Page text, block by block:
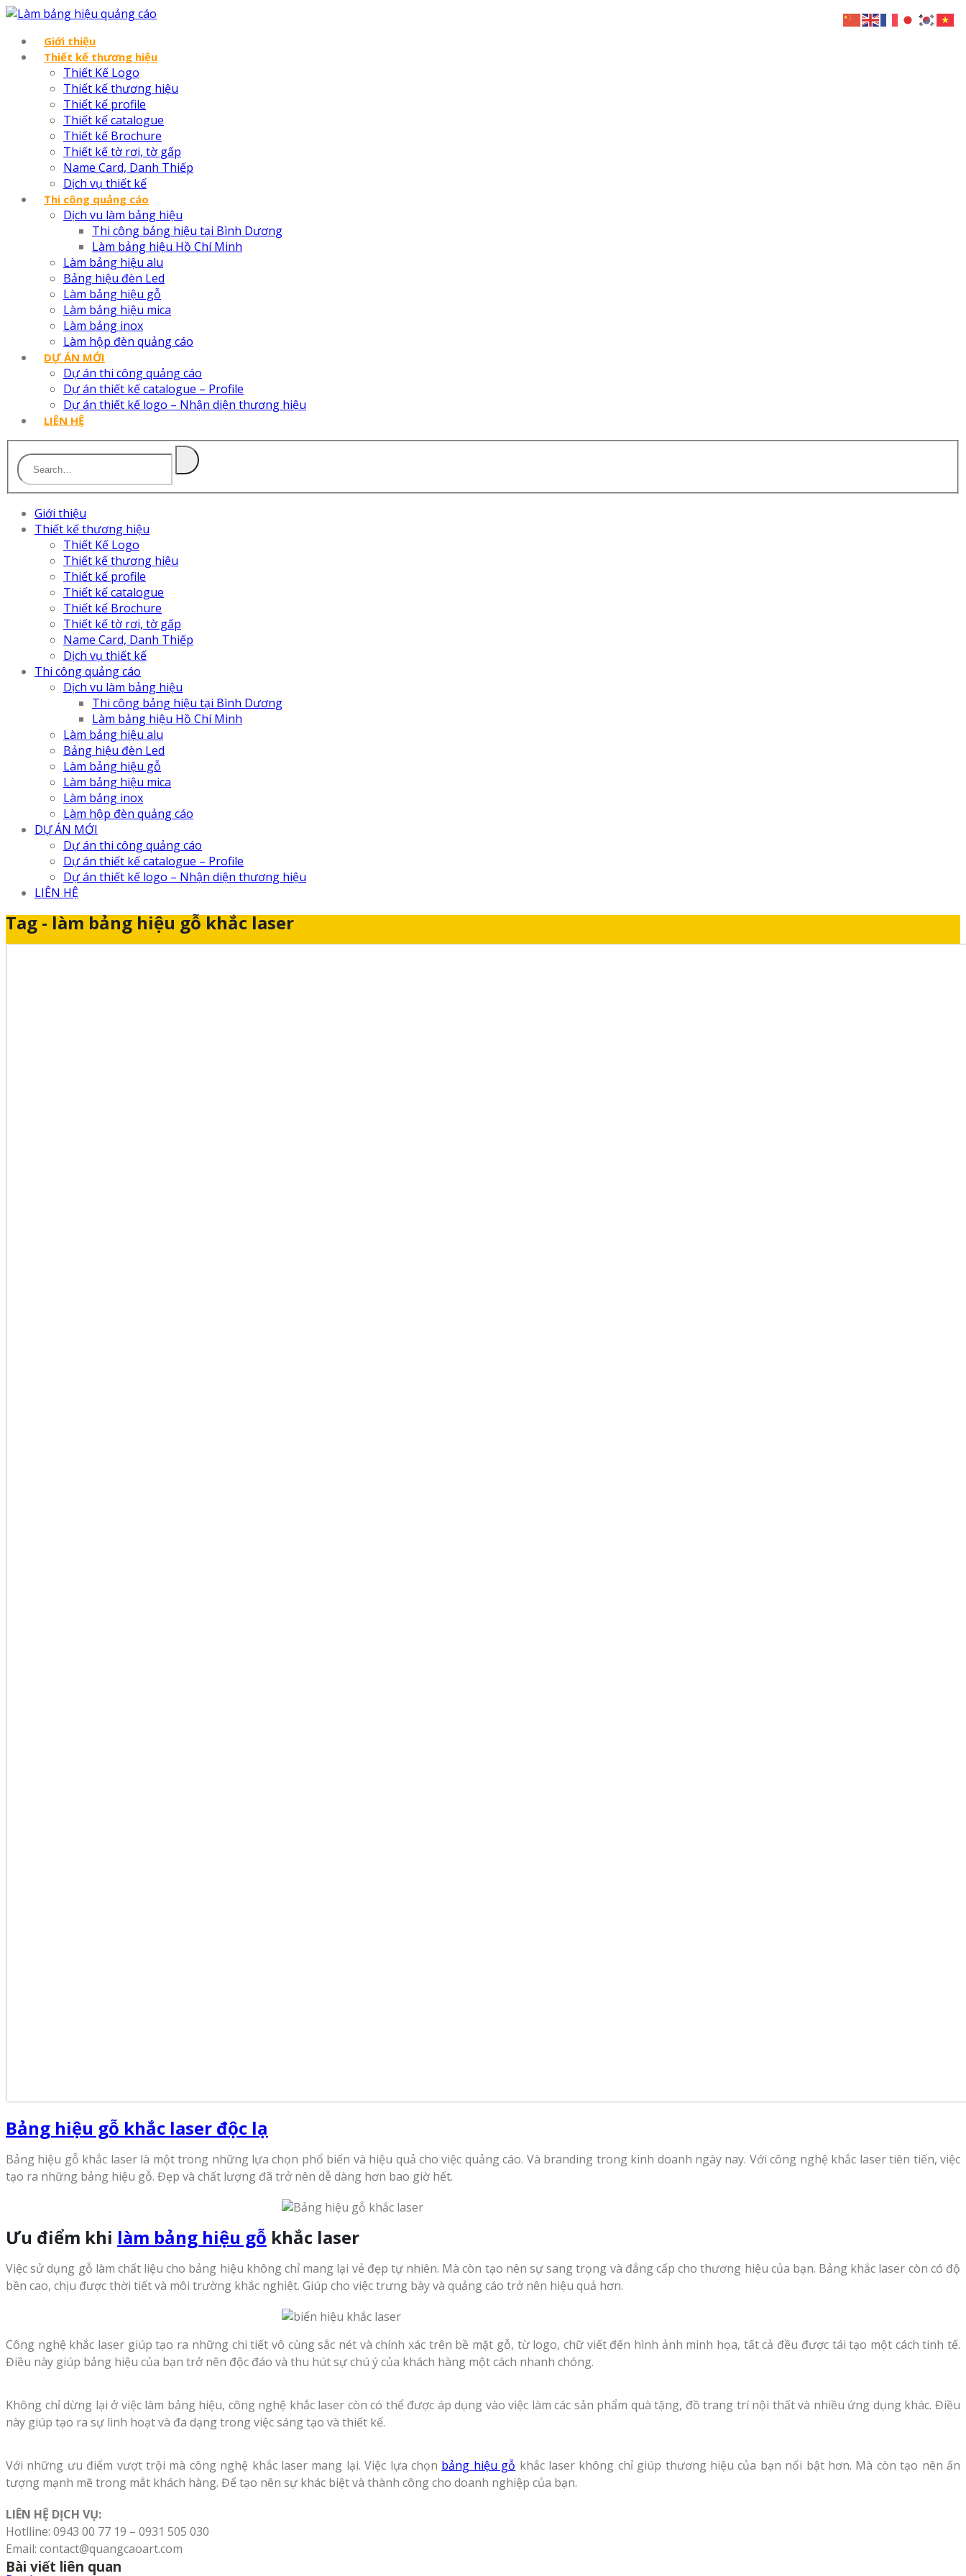
Giới thiệu
Thiết kế thương hiệu
Thiết Kế Logo
Thiết kế thương hiệu
Thiết kế profile
Thiết kế catalogue
Thiết kế Brochure
Thiết kế tờ rơi, tờ gấp
Name Card, Danh Thiếp
Dịch vụ thiết kế
Thi công quảng cáo
Dịch vu làm bảng hiệu
Thi công bảng hiệu tại Bình Dương
Làm bảng hiệu Hồ Chí Minh
Làm bảng hiệu alu
Bảng hiệu đèn Led
Làm bảng hiệu gỗ
Làm bảng hiệu mica
Làm bảng inox
Làm hộp đèn quảng cáo
DỰ ÁN MỚI
Dự án thi công quảng cáo
Dự án thiết kế catalogue – Profile
Dự án thiết kế logo – Nhận diện thương hiệu
LIÊN HỆ
Giới thiệu
Thiết kế thương hiệu
Thiết Kế Logo
Thiết kế thương hiệu
Thiết kế profile
Thiết kế catalogue
Thiết kế Brochure
Thiết kế tờ rơi, tờ gấp
Name Card, Danh Thiếp
Dịch vụ thiết kế
Thi công quảng cáo
Dịch vu làm bảng hiệu
Thi công bảng hiệu tại Bình Dương
Làm bảng hiệu Hồ Chí Minh
Làm bảng hiệu alu
Bảng hiệu đèn Led
Làm bảng hiệu gỗ
Làm bảng hiệu mica
Làm bảng inox
Làm hộp đèn quảng cáo
DỰ ÁN MỚI
Dự án thi công quảng cáo
Dự án thiết kế catalogue – Profile
Dự án thiết kế logo – Nhận diện thương hiệu
LIÊN HỆ
Tag - làm bảng hiệu gỗ khắc laser
Bảng hiệu gỗ khắc laser độc lạ
Bảng hiệu gỗ khắc laser là một trong những lựa chọn phổ biến và hiệu quả cho việc quảng cáo. Và branding trong kinh doanh ngày nay. Với công nghệ khắc laser tiên tiến, việc
tạo ra những bảng hiệu gỗ. Đẹp và chất lượng đã trở nên dễ dàng hơn bao giờ hết.
Ưu điểm khi làm bảng hiệu gỗ khắc laser
Việc sử dụng gỗ làm chất liệu cho bảng hiệu không chỉ mang lại vẻ đẹp tự nhiên. Mà còn tạo nên sự sang trọng và đẳng cấp cho thương hiệu của bạn. Bảng khắc laser còn có độ
bền cao, chịu được thời tiết và môi trường khắc nghiệt. Giúp cho việc trưng bày và quảng cáo trở nên hiệu quả hơn.
Công nghệ khắc laser giúp tạo ra những chi tiết vô cùng sắc nét và chính xác trên bề mặt gỗ, từ logo, chữ viết đến hình ảnh minh họa, tất cả đều được tái tạo một cách tinh tế.
Điều này giúp bảng hiệu của bạn trở nên độc đáo và thu hút sự chú ý của khách hàng một cách nhanh chóng.
Không chỉ dừng lại ở việc làm bảng hiệu, công nghệ khắc laser còn có thể được áp dụng vào việc làm các sản phẩm quà tặng, đồ trang trí nội thất và nhiều ứng dụng khác. Điều
này giúp tạo ra sự linh hoạt và đa dạng trong việc sáng tạo và thiết kế.
Với những ưu điểm vượt trội mà công nghệ khắc laser mang lại. Việc lựa chọn bảng hiệu gỗ khắc laser không chỉ giúp thương hiệu của bạn nổi bật hơn. Mà còn tạo nên ấn
tượng mạnh mẽ trong mắt khách hàng. Để tạo nên sự khác biệt và thành công cho doanh nghiệp của bạn.
LIÊN HỆ DỊCH VỤ:
Hotlline: 0943 00 77 19 – 0931 505 030
Email: contact@quangcaoart.com
Bài viết liên quan